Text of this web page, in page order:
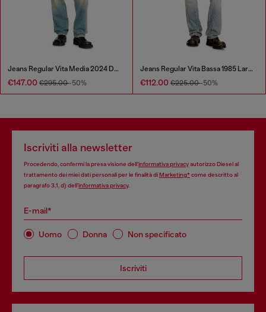
Jeans Regular Vita Media 2024 D-Macs
€147.00 €295.00-50%
Jeans Regular Vita Bassa 1985 Larkee
€112.00 €225.00-50%
Iscriviti alla newsletter
Procedendo, confermi la presa visione dell’informativa privacyautorizzo Diesel al
trattamento dei miei dati personali per le finalità diMarketing*come descritto al
paragrafo 3.1, d) dell’informativa privacy.
E-mail*
Uomo Donna Non specificato
Iscriviti